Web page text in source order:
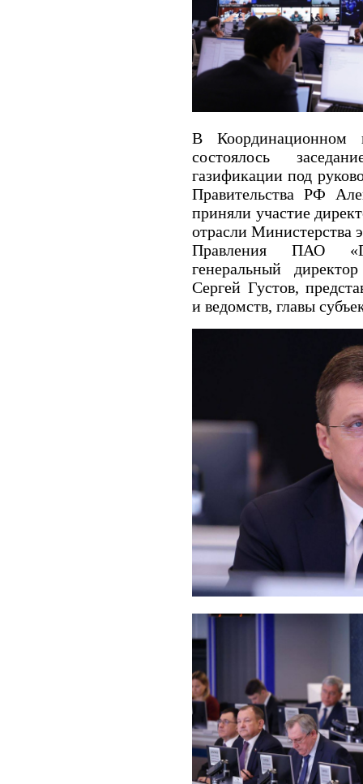
В Координационном
состоялось
газификации под
Правительства РФ
приняли участие
отрасли Министерства
Правления ПАО
генеральный
Сергей Густов,
и ведомств, главы